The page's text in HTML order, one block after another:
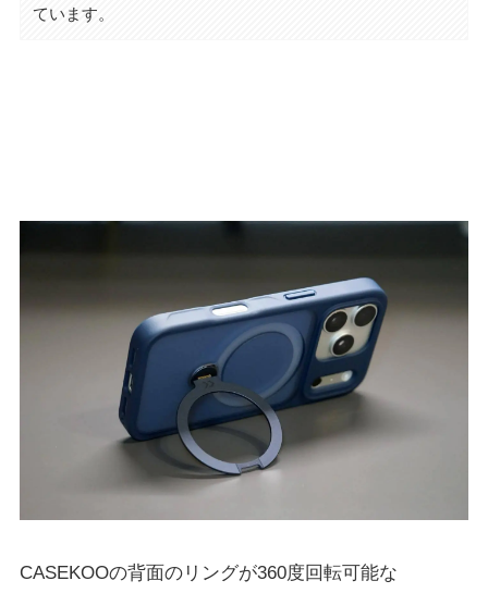
ています。
CASEKOOの背面のリングが360度回転可能な